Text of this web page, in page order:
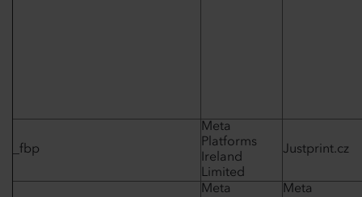
_fbp
Meta
Platforms
Ireland
Limited
Justprint.cz
Meta
Meta